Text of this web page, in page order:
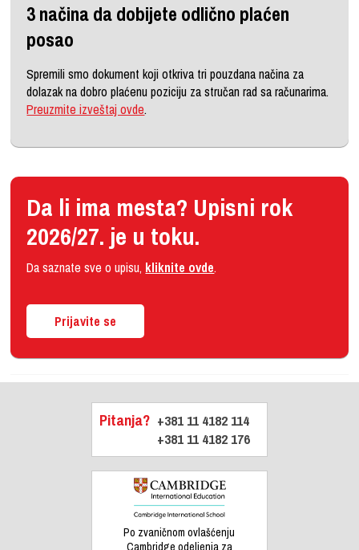
3 načina da dobijete odlično plaćen
posao
Spremili smo dokument koji otkriva tri pouzdana načina za
dolazak na dobro plaćenu poziciju za stručan rad sa računarima.
Preuzmite izveštaj ovde.
Da li ima mesta? Upisni rok
2026/27. je u toku.
Da saznate sve o upisu, kliknite ovde.
Prijavite se
Pitanja? +381 11 4182 114
+381 11 4182 176
Po zvaničnom ovlašćenju
Cambridge odeljenja za